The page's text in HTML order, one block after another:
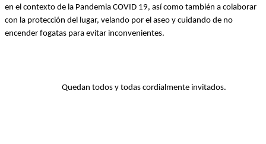
en el contexto de la Pandemia COVID 19, así como también a colaborar
con la protección del lugar, velando por el aseo y cuidando de no
encender fogatas para evitar inconvenientes.
Quedan todos y todas cordialmente invitados.